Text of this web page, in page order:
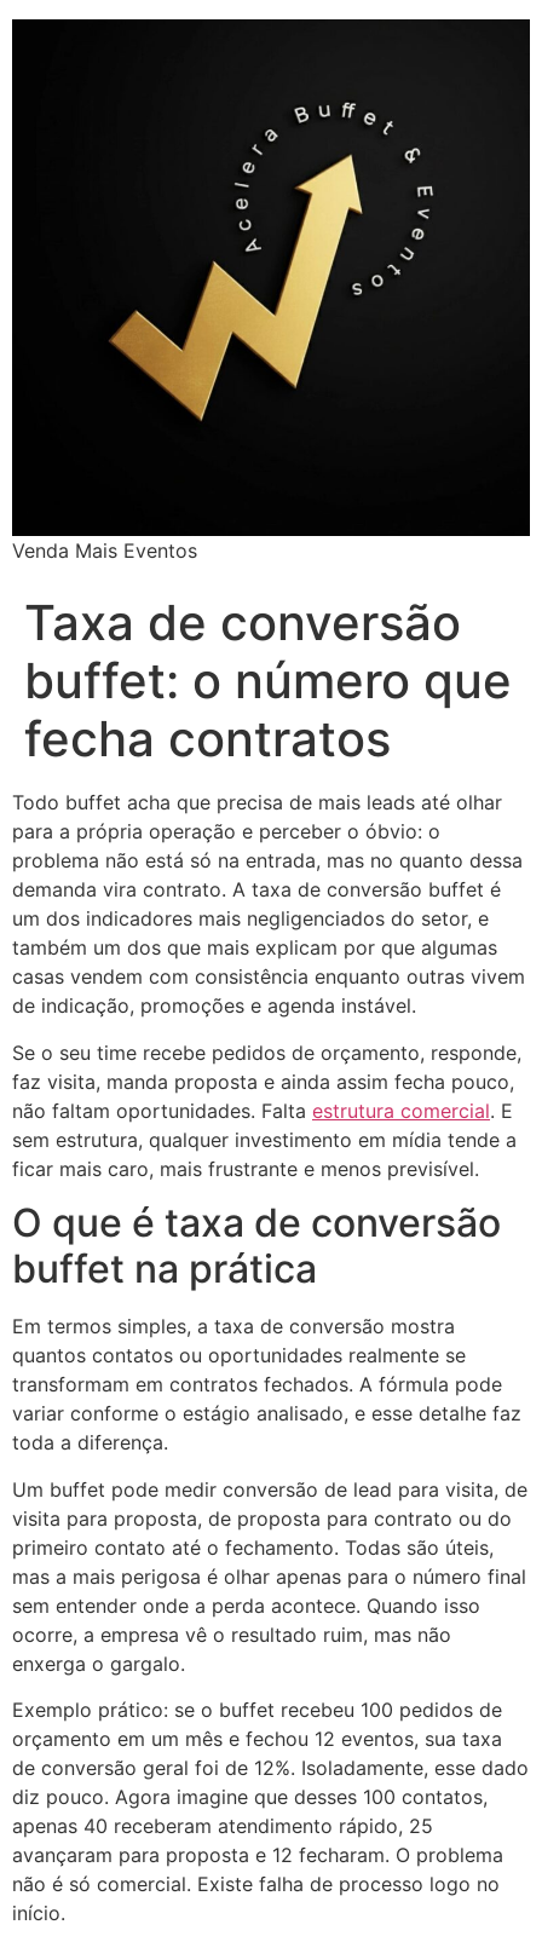
Venda Mais Eventos
Taxa de conversão
buffet: o número que
fecha contratos
Todo buffet acha que precisa de mais leads até olhar
para a própria operação e perceber o óbvio: o
problema não está só na entrada, mas no quanto dessa
demanda vira contrato. A taxa de conversão buffet é
um dos indicadores mais negligenciados do setor, e
também um dos que mais explicam por que algumas
casas vendem com consistência enquanto outras vivem
de indicação, promoções e agenda instável.
Se o seu time recebe pedidos de orçamento, responde,
faz visita, manda proposta e ainda assim fecha pouco,
não faltam oportunidades. Falta estrutura comercial. E
sem estrutura, qualquer investimento em mídia tende a
ficar mais caro, mais frustrante e menos previsível.
O que é taxa de conversão
buffet na prática
Em termos simples, a taxa de conversão mostra
quantos contatos ou oportunidades realmente se
transformam em contratos fechados. A fórmula pode
variar conforme o estágio analisado, e esse detalhe faz
toda a diferença.
Um buffet pode medir conversão de lead para visita, de
visita para proposta, de proposta para contrato ou do
primeiro contato até o fechamento. Todas são úteis,
mas a mais perigosa é olhar apenas para o número final
sem entender onde a perda acontece. Quando isso
ocorre, a empresa vê o resultado ruim, mas não
enxerga o gargalo.
Exemplo prático: se o buffet recebeu 100 pedidos de
orçamento em um mês e fechou 12 eventos, sua taxa
de conversão geral foi de 12%. Isoladamente, esse dado
diz pouco. Agora imagine que desses 100 contatos,
apenas 40 receberam atendimento rápido, 25
avançaram para proposta e 12 fecharam. O problema
não é só comercial. Existe falha de processo logo no
início.